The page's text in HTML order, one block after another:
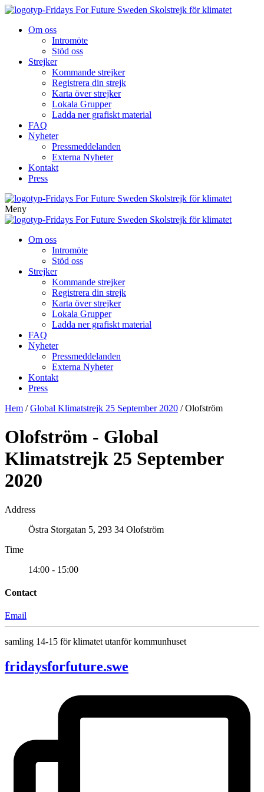
Skolstrejk för klimatet
Om oss
Intromöte
Stöd oss
Strejker
Kommande strejker
Registrera din strejk
Karta över strejker
Lokala Grupper
Ladda ner grafiskt material
FAQ
Nyheter
Pressmeddelanden
Externa Nyheter
Kontakt
Press
Skolstrejk för klimatet
Meny
Skolstrejk för klimatet
Om oss
Intromöte
Stöd oss
Strejker
Kommande strejker
Registrera din strejk
Karta över strejker
Lokala Grupper
Ladda ner grafiskt material
FAQ
Nyheter
Pressmeddelanden
Externa Nyheter
Kontakt
Press
Hem /Global Klimatstrejk 25 September 2020 /Olofström
Olofström - Global
Klimatstrejk 25 September
2020
Address
Östra Storgatan 5, 293 34 Olofström
Time
14:00 - 15:00
Contact
Email
samling 14-15 för klimatet utanför kommunhuset
fridaysforfuture.swe